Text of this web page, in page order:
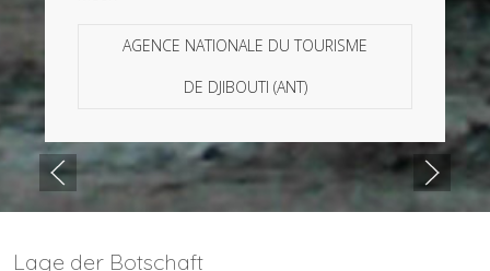
AGENCE NATIONALE DU TOURISME
DE DJIBOUTI (ANT)
Lage der Botschaft